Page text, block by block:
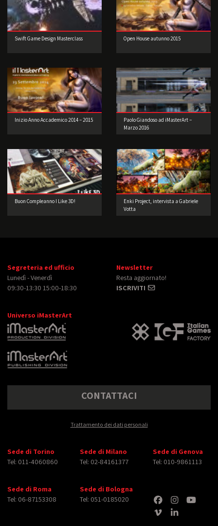
Swift Game Design Masterclass Open House autunno 2015
Inizio Anno Accademico 2014 – 2015
Paolo Giandoso ad iMasterArt –
Marzo 2016
Buon Compleanno I Like 3D!
Enki Project, intervista a Gabriele
Votta
Segreteria ed ufficio
Lunedì - Venerdì
09:30-13:30 15:00-18:30
Newsletter
Resta aggiornato!
ISCRIVITI
Universo iMasterArt
CONTATTACI
Trattamento dei dati personali
Sede di Torino
Tel: 011-4060860
Sede di Milano
Tel: 02-84161377
Sede di Genova
Tel: 010-9861113
Sede di Roma
Tel: 06-87153308
Sede di Bologna
Tel: 051-0185020